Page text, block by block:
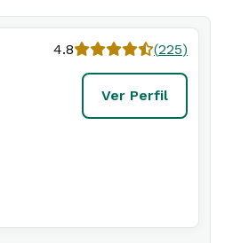
4.8 (225)
Ver Perfil